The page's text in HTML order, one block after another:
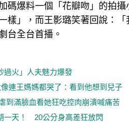
碼爆料一個「花瓣吻」的拍
樣」，而王影璐笑著回說：
台全台首播。
過火」人夫魅力爆發
連王媽媽都哭了：看到他想到兒子
到滿臉血看她狂吃控肉崩潰喊痛苦
一天！ 20公分身高差狂放閃